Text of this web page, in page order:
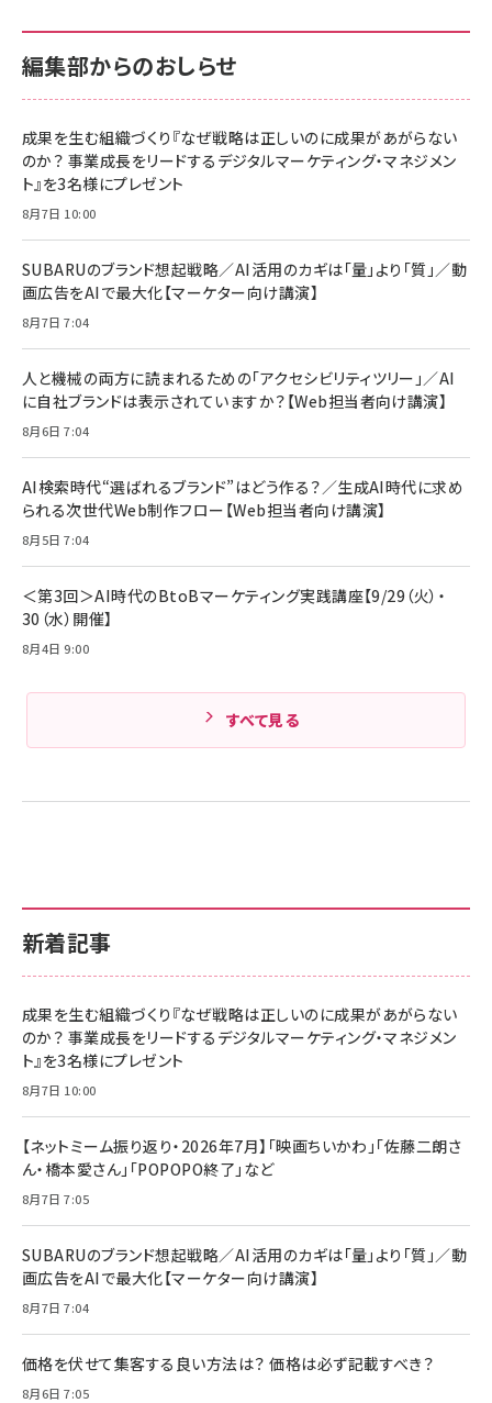
￥880
anan(アンアン)2026/06/24号 No.2500増刊
スペシャルエディション[王道エンタメの矜持／
￥1,100
anan(アンアン)2026/07/08号 No.2502[2026
￥880
ママ投資家が育休中に１億貯めた株式投資
組織の成果を最大化する ルールのデザイン
￥1,980
Amazonランキングをもっと見る
サポート正規品 メーカー保証5年 KLMEA128G
NIMASO ガラスフィルム iPhone 17 用 保護フィ
すい ガイド枠付き いPhone17 (6.3インチ) 対応
2枚セット DSP25F1698
￥1,599
￥6,980
全ワイヤレスイヤホン/アクティブノイズキャンセリ
技術基準適合】ブラック
￥5,990
ケーブル Anker絡まないケーブル 240W 結束バン
ド付き USB PD対応 シリコン素材採用 iPhone
17 / 16 / 15 / Galaxy iPad Pro MacBook
Pro/Air 各種対応 (1.8m ミッドナイトブラック)
￥1,890
サポート正規品 メーカー保証5年 KLMEA128G
Amazon eギフトカード - Amazonロゴ - クラ
￥5,000
Anker PowerLine III Flow USB-C & USB-C
Pro/Air 各種対応 (1.8m ミッドナイトブラック)
￥1,890
サッポロ 生ビール 黒ラベル 350ml 缶 24本 ビー
ル ケース買い【6/30応募〆切! 黒ラベルビヤセラー
￥4,857
新着記事
成果を生む組織づくり『なぜ戦略は正しいのに成果があがらない
のか？ 事業成長をリードするデジタルマーケティング・マネジメン
ト』を3名様にプレゼント
8月7日 10:00
【ネットミーム振り返り・2026年7月】「映画ちいかわ」「佐藤二朗さ
ん・橋本愛さん」「POPOPO終了」など
8月7日 7:05
SUBARUのブランド想起戦略／AI活用のカギは「量」より「質」／動
画広告をAIで最大化【マーケター向け講演】
8月7日 7:04
価格を伏せて集客する良い方法は？ 価格は必ず記載すべき？
8月6日 7:05
編集部からのおしらせ
成果を生む組織づくり『なぜ戦略は正しいのに成果があがらない
のか？ 事業成長をリードするデジタルマーケティング・マネジメン
ト』を3名様にプレゼント
8月7日 10:00
SUBARUのブランド想起戦略／AI活用のカギは「量」より「質」／動
画広告をAIで最大化【マーケター向け講演】
8月7日 7:04
人と機械の両方に読まれるための「アクセシビリティツリー」／AI
に自社ブランドは表示されていますか？【Web担当者向け講演】
8月6日 7:04
AI検索時代“選ばれるブランド”はどう作る？／生成AI時代に求め
られる次世代Web制作フロー【Web担当者向け講演】
8月5日 7:04
＜第3回＞AI時代のBtoBマーケティング実践講座【9/29（火）・
30（水）開催】
8月4日 9:00
すべて見る